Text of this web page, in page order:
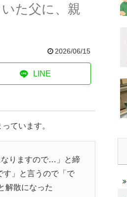
た父に、親
2026/06/15
LINE
ています。
なりますので…」と締
す」と言うので「で
解散になった